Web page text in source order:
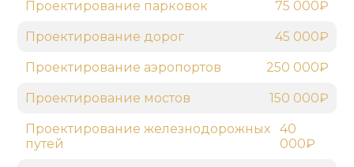
Проектирование парковок 75 000₽
Проектирование дорог 45 000₽
Проектирование аэропортов 250 000₽
Проектирование мостов 150 000₽
Проектирование железнодорожных
путей
40
000₽